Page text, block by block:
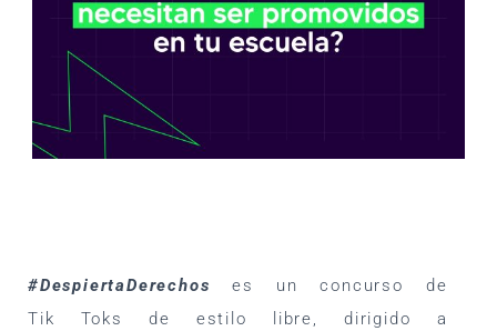
#DespiertaDerechoses un concurso de
Tik Toks de estilo libre, dirigido a